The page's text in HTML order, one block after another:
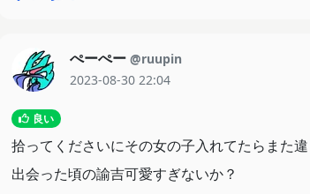
ぺーぺー @ruupin
2023-08-30 22:04
良い
拾ってくださいにその女の子入れてたらまた
出会った頃の諭吉可愛すぎないか？